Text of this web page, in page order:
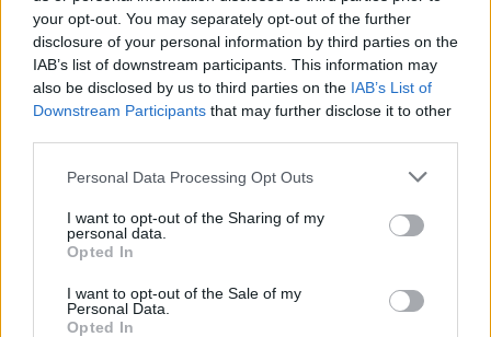
your opt-out. You may separately opt-out of the further
disclosure of your personal information by third parties on the
IAB’s list of downstream participants. This information may
also be disclosed by us to third parties on the IAB’s List of
Downstream Participants that may further disclose it to other
Personal Data Processing Opt Outs
I want to opt-out of the Sharing of my
personal data.
Opted In
I want to opt-out of the Sale of my
Personal Data.
Opted In